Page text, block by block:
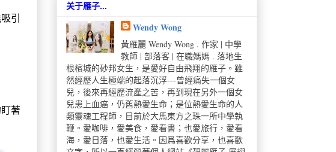
引
著
关于雁子...
Wendy Wong
黃雁麗 Wendy Wong . 作家 | 中學
教師 | 部落客 | 在職媽媽 . 落地生
根檳城的砂邦女生，是愛好自由飛翔的雁子。雖
然經歷人生極端的起落沉浮---曾經痛失一個女
兒，後來再經歷流產之苦，再到現在另外一個女
兒患上血癌，仍舊熱愛生命；是位熱愛生命的人
類靈魂工程師，目前於大馬東方之珠一所中學執
鞭。愛咖啡，愛美食，愛看書；也愛旅行，愛看
海，愛日落，也愛生活。因爲喜歡分享，也喜歡